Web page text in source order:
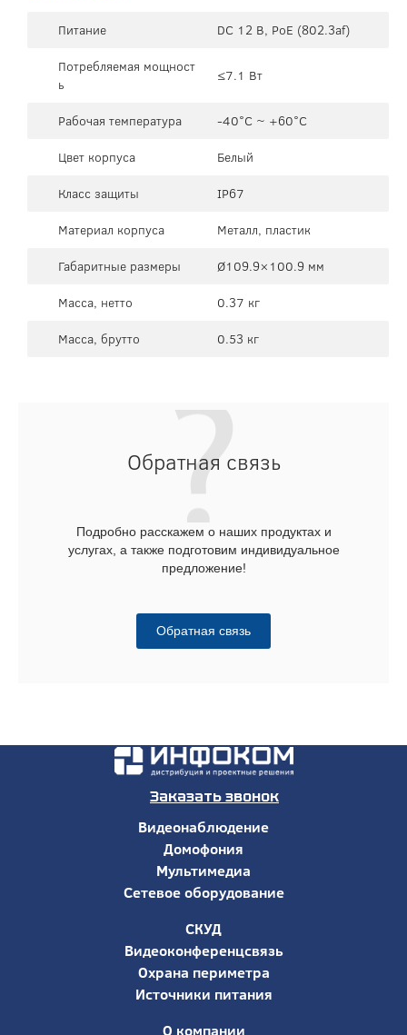
Питание
DC 12 В, PoE (802.3af)
Потребляемая мощност
ь
≤7.1 Вт
Рабочая температура
-40°C ~ +60°C
Цвет корпуса
Белый
Класс защиты
IP67
Материал корпуса
Металл, пластик
Габаритные размеры
Ø109.9×100.9 мм
Масса, нетто
0.37 кг
Масса, брутто
0.53 кг
Обратная связь
Подробно расскажем о наших продуктах и
услугах, а также подготовим индивидуальное
предложение!
Обратная связь
Заказать звонок
Видеонаблюдение
Домофония
Мультимедиа
Сетевое оборудование
СКУД
Видеоконференцсвязь
Охрана периметра
Источники питания
О компании